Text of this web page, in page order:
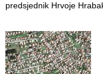
predsjednik Hrvoje